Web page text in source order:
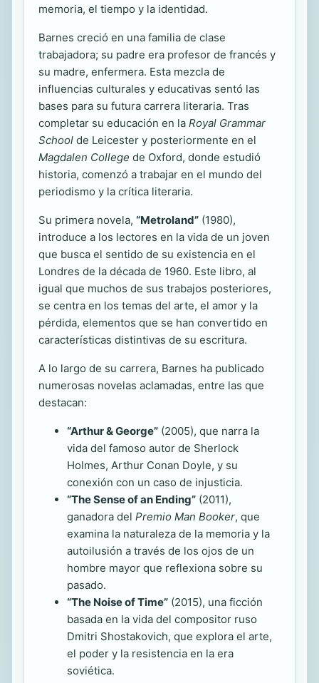
memoria, el tiempo y la identidad.
Barnes creció en una familia de clase
trabajadora; su padre era profesor de francés y
su madre, enfermera. Esta mezcla de
influencias culturales y educativas sentó las
bases para su futura carrera literaria. Tras
completar su educación en la Royal Grammar
School de Leicester y posteriormente en el
Magdalen College de Oxford, donde estudió
historia, comenzó a trabajar en el mundo del
periodismo y la crítica literaria.
Su primera novela, “Metroland” (1980),
introduce a los lectores en la vida de un joven
que busca el sentido de su existencia en el
Londres de la década de 1960. Este libro, al
igual que muchos de sus trabajos posteriores,
se centra en los temas del arte, el amor y la
pérdida, elementos que se han convertido en
características distintivas de su escritura.
A lo largo de su carrera, Barnes ha publicado
numerosas novelas aclamadas, entre las que
destacan:
“Arthur & George” (2005), que narra la
vida del famoso autor de Sherlock
Holmes, Arthur Conan Doyle, y su
conexión con un caso de injusticia.
“The Sense of an Ending” (2011),
ganadora del Premio Man Booker, que
examina la naturaleza de la memoria y la
autoilusión a través de los ojos de un
hombre mayor que reflexiona sobre su
pasado.
“The Noise of Time” (2015), una ficción
basada en la vida del compositor ruso
Dmitri Shostakovich, que explora el arte,
el poder y la resistencia en la era
soviética.